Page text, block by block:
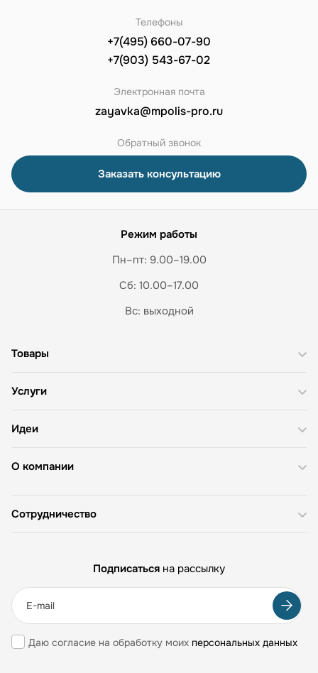
Телефоны
+7(495) 660-07-90
+7(903) 543-67-02
Электронная почта
zayavka@mpolis-pro.ru
Обратный звонок
Заказать консультацию
Режим работы
Пн–пт: 9.00–19.00
Сб: 10.00–17.00
Вс: выходной
О компании
Товары
Услуги
Идеи
Сотрудничество
Подписаться на рассылку
Даю согласие на обработку моих персональных данных